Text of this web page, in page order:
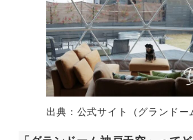
出典：公式サイト（グランドー